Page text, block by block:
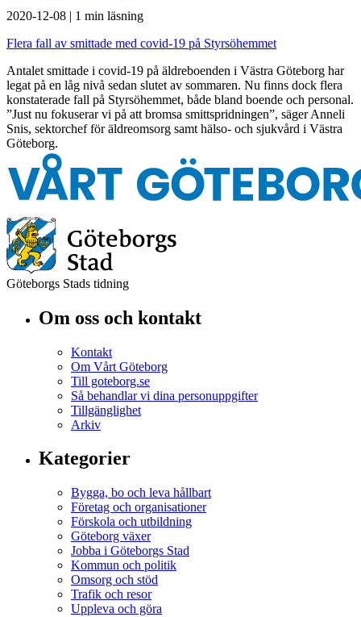
2020-12-08 | 1 min läsning
Flera fall av smittade med covid-19 på Styrsöhemmet
Antalet smittade i covid-19 på äldreboenden i Västra Göteborg har
legat på en låg nivå sedan slutet av sommaren. Nu finns dock flera
konstaterade fall på Styrsöhemmet, både bland boende och personal.
”Just nu fokuserar vi på att bromsa smittspridningen”, säger Anneli
Snis, sektorchef för äldreomsorg samt hälso- och sjukvård i Västra
Göteborg.
Göteborgs Stads tidning
Om oss och kontakt
Kontakt
Om Vårt Göteborg
Till goteborg.se
Så behandlar vi dina personuppgifter
Tillgänglighet
Arkiv
Kategorier
Bygga, bo och leva hållbart
Företag och organisationer
Förskola och utbildning
Göteborg växer
Jobba i Göteborgs Stad
Kommun och politik
Omsorg och stöd
Trafik och resor
Uppleva och göra